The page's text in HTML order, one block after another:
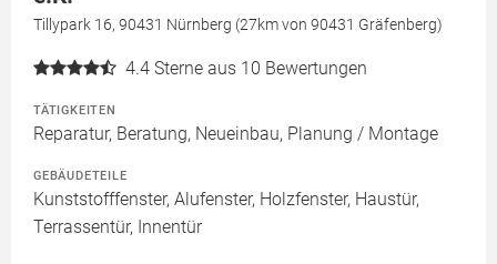
Tillypark 16, 90431 Nürnberg (27km von 90431 Gräfenberg)
4.4 Sterne aus 10 Bewertungen
TÄTIGKEITEN
Reparatur, Beratung, Neueinbau, Planung / Montage
GEBÄUDETEILE
Kunststofffenster, Alufenster, Holzfenster, Haustür,
Terrassentür, Innentür